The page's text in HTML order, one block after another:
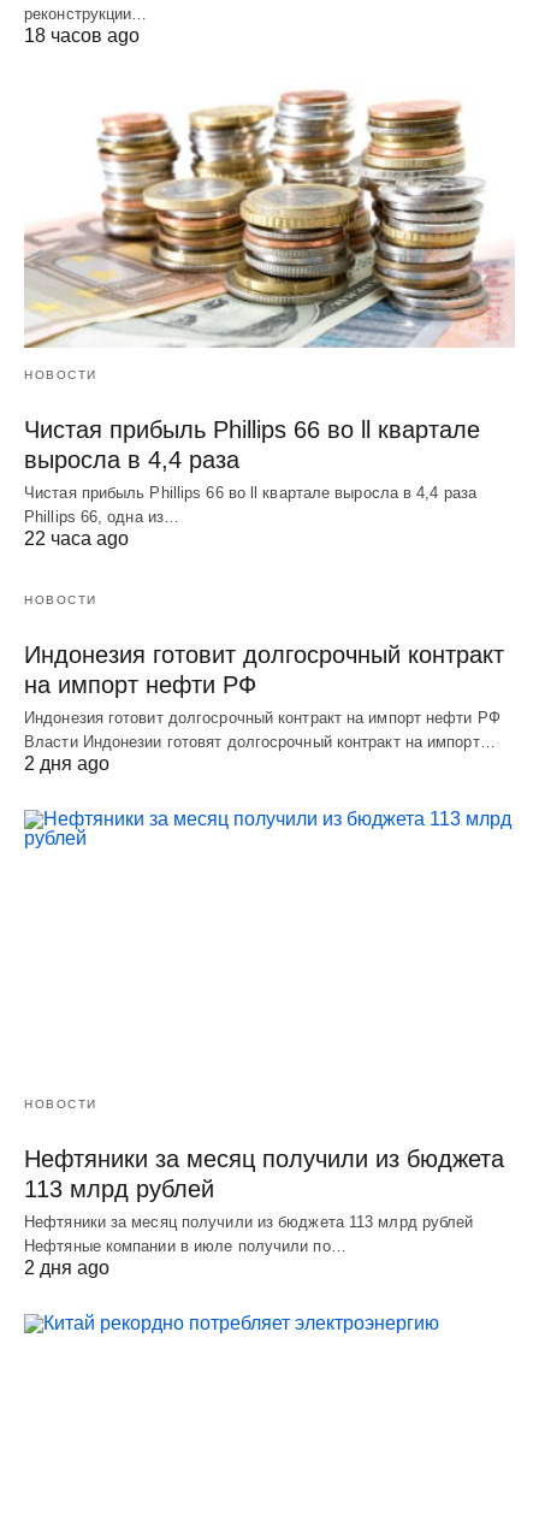
реконструкции…
18 часов ago
НОВОСТИ
Чистая прибыль Phillips 66 во ll квартале
выросла в 4,4 раза
Чистая прибыль Phillips 66 во ll квартале выросла в 4,4 раза
Phillips 66, одна из…
22 часа ago
НОВОСТИ
Индонезия готовит долгосрочный контракт
на импорт нефти РФ
Индонезия готовит долгосрочный контракт на импорт нефти РФ
Власти Индонезии готовят долгосрочный контракт на импорт…
2 дня ago
НОВОСТИ
Нефтяники за месяц получили из бюджета
113 млрд рублей
Нефтяники за месяц получили из бюджета 113 млрд рублей
Нефтяные компании в июле получили по…
2 дня ago